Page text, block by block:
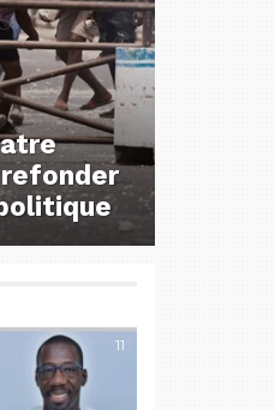
11